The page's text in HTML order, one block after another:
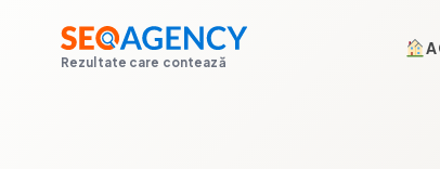
Rezultate care contează